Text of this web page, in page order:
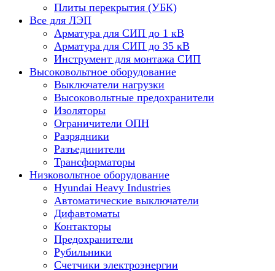
Плиты перекрытия (УБК)
Все для ЛЭП
Арматура для СИП до 1 кВ
Арматура для СИП до 35 кВ
Инструмент для монтажа СИП
Высоковольтное оборудование
Выключатели нагрузки
Высоковольтные предохранители
Изоляторы
Ограничители ОПН
Разрядники
Разъединители
Трансформаторы
Низковольтное оборудование
Hyundai Heavy Industries
Автоматические выключатели
Дифавтоматы
Контакторы
Предохранители
Рубильники
Счетчики электроэнергии